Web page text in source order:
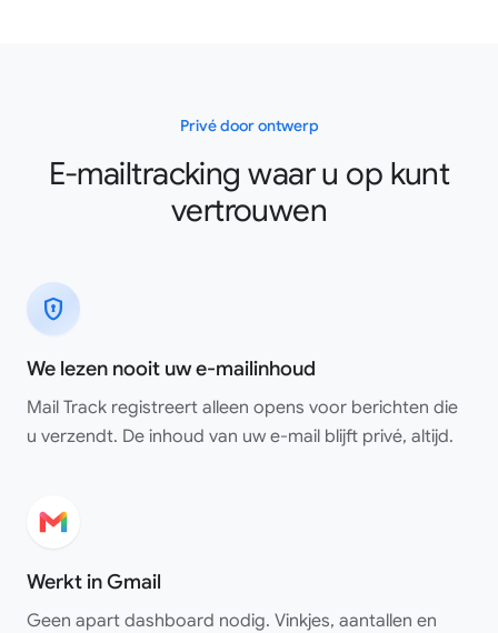
Privé door ontwerp
E-mailtracking waar u op kunt
vertrouwen
encrypted
We lezen nooit uw e-mailinhoud
Mail Track registreert alleen opens voor berichten die
u verzendt. De inhoud van uw e-mail blijft privé, altijd.
Werkt in Gmail
Geen apart dashboard nodig. Vinkjes, aantallen en